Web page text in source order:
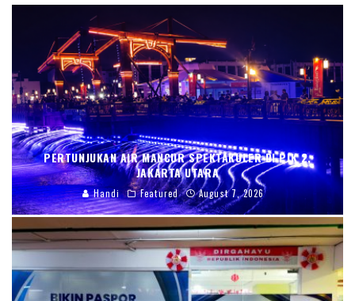
PERTUNJUKAN AIR MANCUR SPEKTAKULER DI PIK 2,
JAKARTA UTARA
Handi Featured August 7, 2026